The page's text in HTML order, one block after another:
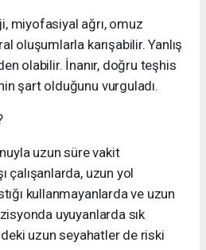
miyofasiyal ağrı, omuz
oluşumlarla karışabilir. Yanlış
olabilir. İnanır, doğru teşhis
şart olduğunu vurguladı.
uzun süre vakit
çalışanlarda, uzun yol
kullanmayanlarda ve uzun
uyuyanlarda sık
uzun seyahatler de riski